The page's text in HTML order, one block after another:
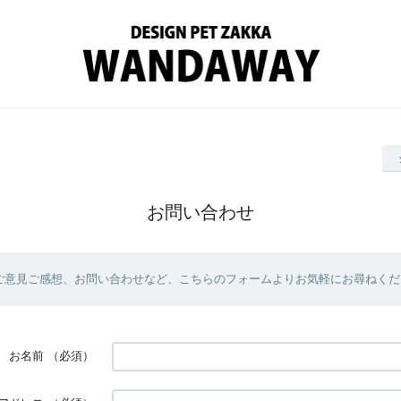
お問い合わせ
見ご感想、お問い合わせなど、こちらのフォームよりお気軽にお尋ねくだ
お名前 （必須）